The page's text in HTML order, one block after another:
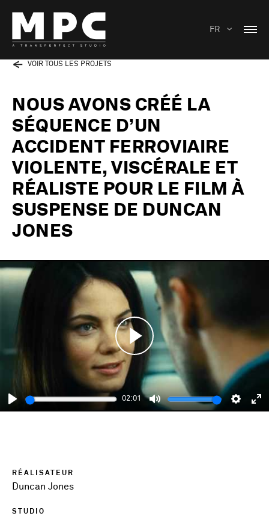
FR
VOIR TOUS LES PROJETS
NOUS AVONS CRÉÉ LA
SÉQUENCE D’UN
ACCIDENT FERROVIAIRE
VIOLENTE, VISCÉRALE ET
RÉALISTE POUR LE FILM À
SUSPENSE DE DUNCAN
JONES
Play
02:01
Mute
Play
RÉALISATEUR
Duncan Jones
STUDIO